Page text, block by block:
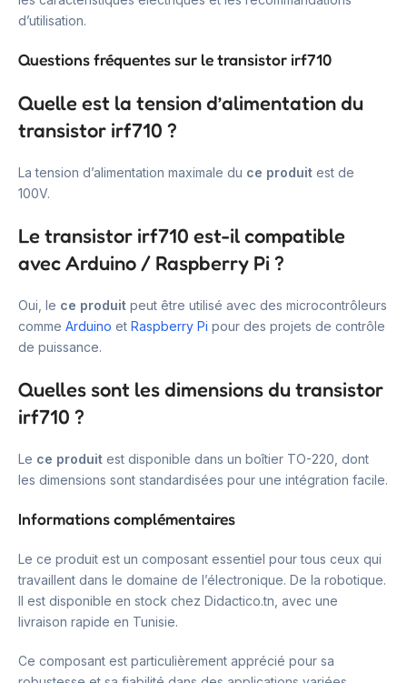
d’utilisation.
Questions fréquentes sur le transistor irf710
Quelle est la tension d’alimentation du
transistor irf710 ?
La tension d’alimentation maximale du ce produit est de
100V.
Le transistor irf710 est-il compatible
avec Arduino / Raspberry Pi ?
Oui, le ce produit peut être utilisé avec des microcontrôleurs
comme Arduino et Raspberry Pi pour des projets de contrôle
de puissance.
Quelles sont les dimensions du transistor
irf710 ?
Le ce produit est disponible dans un boîtier TO-220, dont
les dimensions sont standardisées pour une intégration facile.
Informations complémentaires
Le ce produit est un composant essentiel pour tous ceux qui
travaillent dans le domaine de l’électronique. De la robotique.
Il est disponible en stock chez Didactico.tn, avec une
livraison rapide en Tunisie.
Ce composant est particulièrement apprécié pour sa